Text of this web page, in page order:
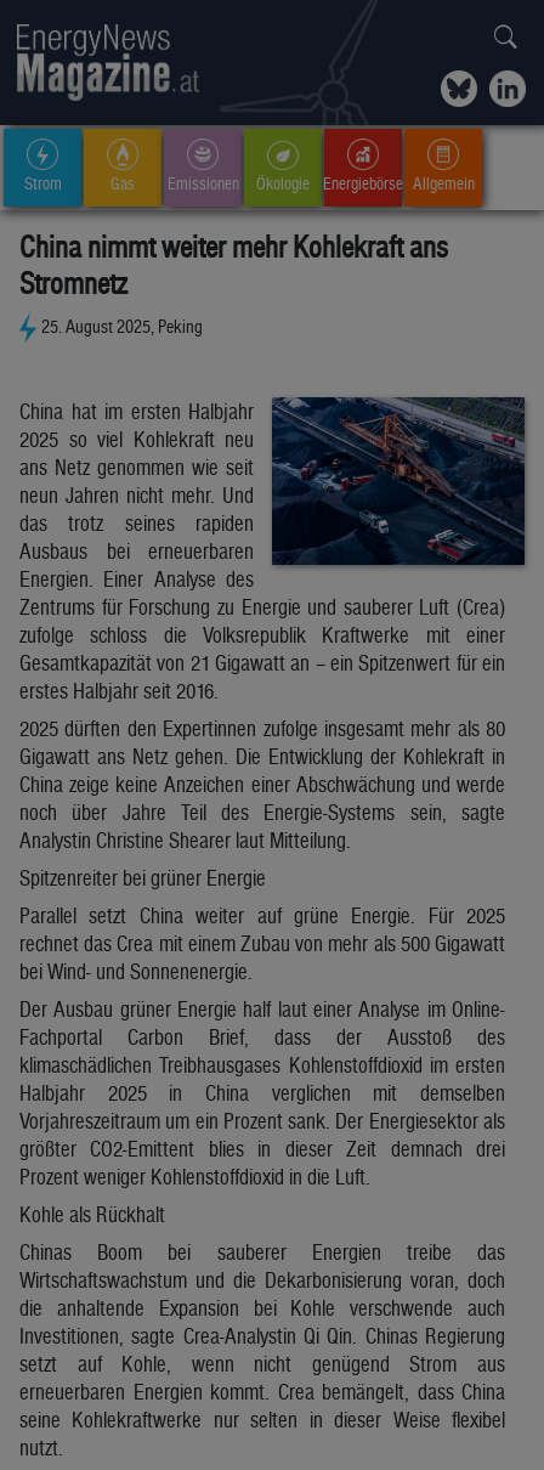
Strom Gas Emissionen Ökologie Energiebörse Allgemein
China nimmt weiter mehr Kohlekraft ans
Stromnetz
25. August 2025, Peking
China hat im ersten Halbjahr
2025 so viel Kohlekraft neu
ans Netz genommen wie seit
neun Jahren nicht mehr. Und
das trotz seines rapiden
Ausbaus bei erneuerbaren
Energien. Einer Analyse des
Zentrums für Forschung zu Energie und sauberer Luft (Crea)
zufolge schloss die Volksrepublik Kraftwerke mit einer
Gesamtkapazität von 21 Gigawatt an – ein Spitzenwert für ein
erstes Halbjahr seit 2016.
2025 dürften den Expertinnen zufolge insgesamt mehr als 80
Gigawatt ans Netz gehen. Die Entwicklung der Kohlekraft in
China zeige keine Anzeichen einer Abschwächung und werde
noch über Jahre Teil des Energie-Systems sein, sagte
Analystin Christine Shearer laut Mitteilung.
Spitzenreiter bei grüner Energie
Parallel setzt China weiter auf grüne Energie. Für 2025
rechnet das Crea mit einem Zubau von mehr als 500 Gigawatt
bei Wind- und Sonnenenergie.
Der Ausbau grüner Energie half laut einer Analyse im Online-
Fachportal Carbon Brief, dass der Ausstoß des
klimaschädlichen Treibhausgases Kohlenstoffdioxid im ersten
Halbjahr 2025 in China verglichen mit demselben
Vorjahreszeitraum um ein Prozent sank. Der Energiesektor als
größter CO2-Emittent blies in dieser Zeit demnach drei
Prozent weniger Kohlenstoffdioxid in die Luft.
Kohle als Rückhalt
Chinas Boom bei sauberer Energien treibe das
Wirtschaftswachstum und die Dekarbonisierung voran, doch
die anhaltende Expansion bei Kohle verschwende auch
Investitionen, sagte Crea-Analystin Qi Qin. Chinas Regierung
setzt auf Kohle, wenn nicht genügend Strom aus
erneuerbaren Energien kommt. Crea bemängelt, dass China
seine Kohlekraftwerke nur selten in dieser Weise flexibel
nutzt.